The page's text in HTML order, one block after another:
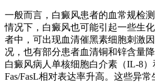
一般而言，白癜风患者的血常规检
情况下，白癜风也可能引起一些生
者中，可出现血清催黑素细胞刺激
况，也有部分患者血清铜和锌含量
白癜风病人单核细胞白介素（IL-8）
Fas/FasL相对表达率升高。这些异